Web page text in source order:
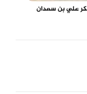
علي بن سعدان